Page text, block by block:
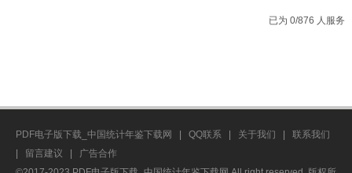
已为 0/876 人服务
PDF电子版下载_中国统计年鉴下载网 QQ联系 关于我们
联系我们
留言建议
广告合作